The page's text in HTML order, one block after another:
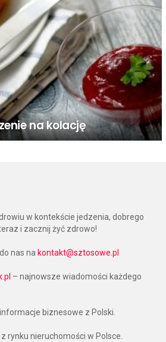
na kolację
w kontekście jedzenia, dobrego
i zacznij żyć zdrowo!
nas na kontakt@sztosowe.pl
– najnowsze wiadomości każdego
biznesowe z Polski.
rynku nieruchomości w Polsce.